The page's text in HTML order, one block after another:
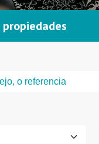
propiedades